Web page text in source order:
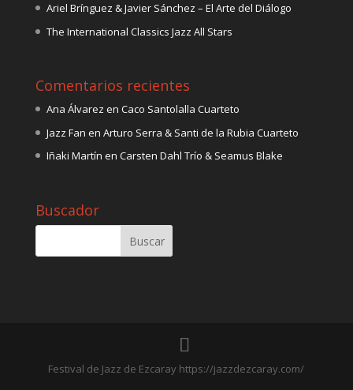
Ariel Brínguez & Javier Sánchez – El Arte del Diálogo
The International Classics Jazz All Stars
Comentarios recientes
Ana Álvarez en Caco Santolalla Cuarteto
Jazz Fan en Arturo Serra & Santi de la Rubia Cuarteto
Iñaki Martín en Carsten Dahl Trío & Seamus Blake
Buscador
Festival de Jazz de Ezcaray https://jazzdezcaray.com/